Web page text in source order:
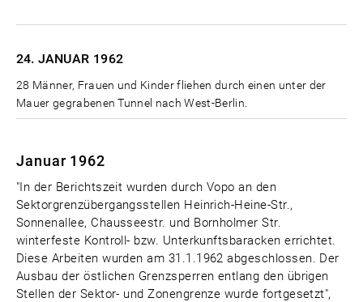
24. JANUAR 1962
28 Männer, Frauen und Kinder fliehen durch einen unter der
Mauer gegrabenen Tunnel nach West-Berlin.
Januar 1962
"In der Berichtszeit wurden durch Vopo an den
Sektorgrenzübergangsstellen Heinrich-Heine-Str.,
Sonnenallee, Chausseestr. und Bornholmer Str.
winterfeste Kontroll- bzw. Unterkunftsbaracken errichtet.
Diese Arbeiten wurden am 31.1.1962 abgeschlossen. Der
Ausbau der östlichen Grenzsperren entlang den übrigen
Stellen der Sektor- und Zonengrenze wurde fortgesetzt",